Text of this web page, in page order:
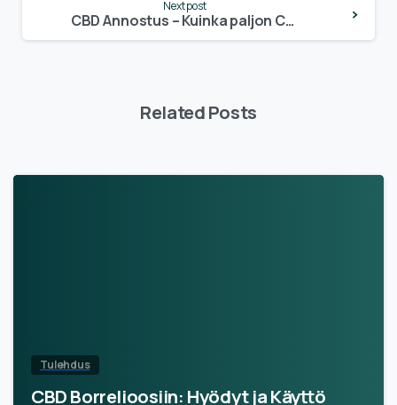
Next post
CBD Annostus – Kuinka paljon CBD:tä tulisi käyttää?
Related Posts
Tulehdus
CBD Borrelioosiin: Hyödyt ja Käyttö